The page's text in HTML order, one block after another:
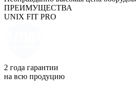
ПРЕИМУЩЕСТВА
UNIX FIT PRO
2 года гарантии
на всю продуцию